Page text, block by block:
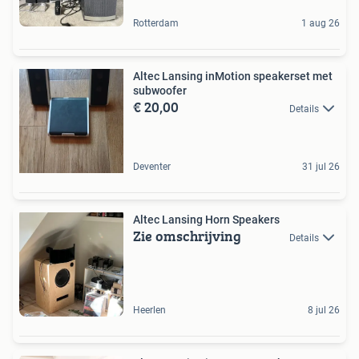
Rotterdam 1 aug 26
Altec Lansing inMotion speakerset met
subwoofer
€ 20,00 Details
Deventer 31 jul 26
Altec Lansing Horn Speakers
Zie omschrijving Details
Heerlen 8 jul 26